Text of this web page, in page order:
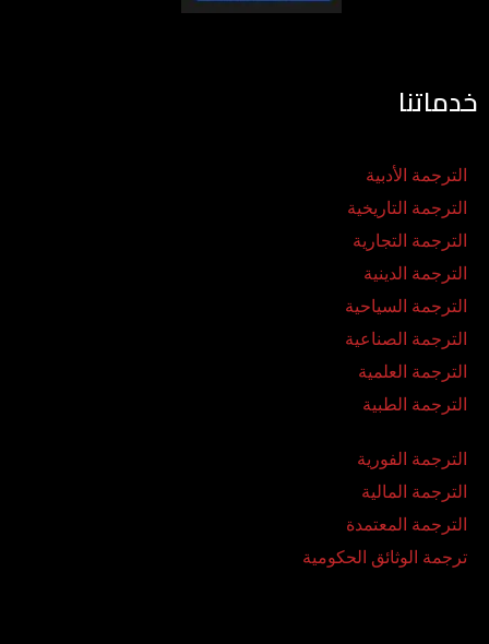
خدماتنا
الترجمة الأدبية
الترجمة التاريخية
الترجمة التجارية
الترجمة الدينية
الترجمة السياحية
الترجمة الصناعية
الترجمة العلمية
الترجمة الطبية
الترجمة الفورية
الترجمة المالية
الترجمة المعتمدة
ترجمة الوثائق الحكومية